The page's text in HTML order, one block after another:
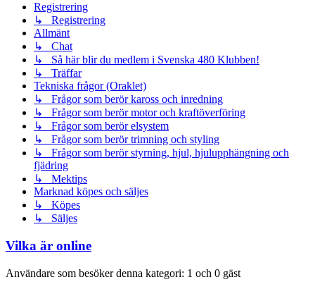
Registrering
↳ Registrering
Allmänt
↳ Chat
↳ Så här blir du medlem i Svenska 480 Klubben!
↳ Träffar
Tekniska frågor (Oraklet)
↳ Frågor som berör kaross och inredning
↳ Frågor som berör motor och kraftöverföring
↳ Frågor som berör elsystem
↳ Frågor som berör trimning och styling
↳ Frågor som berör styrning, hjul, hjulupphängning och
fjädring
↳ Mektips
Marknad köpes och säljes
↳ Köpes
↳ Säljes
Vilka är online
Användare som besöker denna kategori: 1 och 0 gäst